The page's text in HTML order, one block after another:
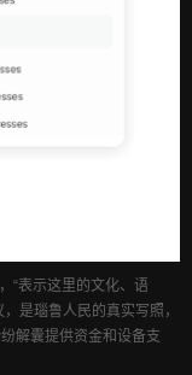
“表示这里的文化、语
是瑙鲁人民的真实写照，
解囊提供资金和设备支